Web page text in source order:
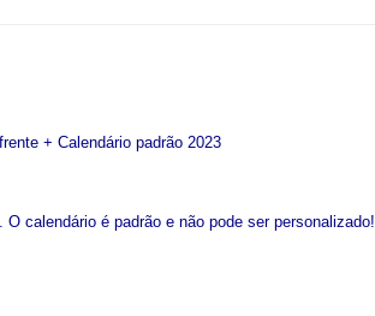
+ Calendário padrão 2023
calendário é padrão e não pode ser personalizado!